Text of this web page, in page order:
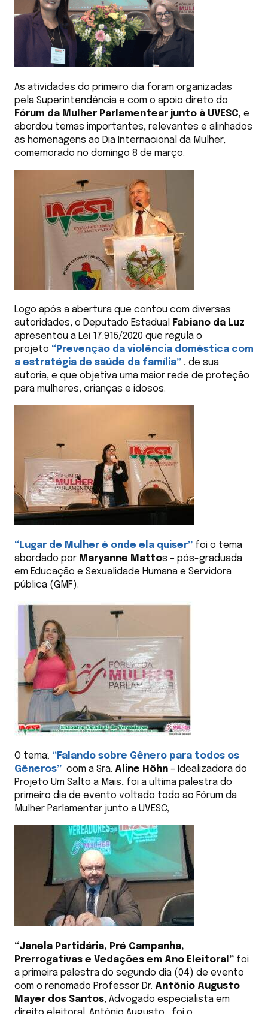
As atividades do primeiro dia foram organizadas
pela Superintendência e com o apoio direto do
Fórum da Mulher Parlamentear junto à UVESC, e
abordou temas importantes, relevantes e alinhados
às homenagens ao Dia Internacional da Mulher,
comemorado no domingo 8 de março.
Logo após a abertura que contou com diversas
autoridades, o Deputado Estadual
Fabiano da Luz
apresentou a Lei 17.915/2020 que regula o
projeto “Prevenção da violência doméstica com
a estratégia de saúde da família” , de sua
autoria, e que objetiva uma maior rede de proteção
para mulheres, crianças e idosos.
“Lugar de Mulher é onde ela quiser” foi o tema
abordado por Maryanne Mattos – pós-graduada
em Educação e Sexualidade Humana e Servidora
pública (GMF).
O tema; “Falando sobre Gênero para todos os
Gêneros” com a Sra. Aline Höhn – Idealizadora do
Projeto Um Salto a Mais, foi a ultima palestra do
primeiro dia de evento voltado todo ao Fórum da
Mulher Parlamentar junto a UVESC,
“Janela Partidária, Pré Campanha,
Prerrogativas e Vedações em Ano Eleitoral” foi
a primeira palestra do segundo dia (04) de evento
com o renomado Professor Dr. Antônio Augusto
Mayer dos Santos, Advogado especialista em